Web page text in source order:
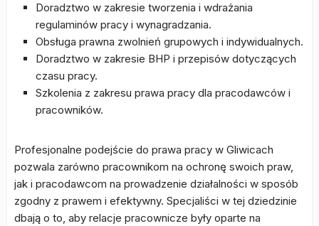
Doradztwo w zakresie tworzenia i wdrażania
regulaminów pracy i wynagradzania.
Obsługa prawna zwolnień grupowych i indywidualnych.
Doradztwo w zakresie BHP i przepisów dotyczących
czasu pracy.
Szkolenia z zakresu prawa pracy dla pracodawców i
pracowników.
Profesjonalne podejście do prawa pracy w Gliwicach
pozwala zarówno pracownikom na ochronę swoich praw,
jak i pracodawcom na prowadzenie działalności w sposób
zgodny z prawem i efektywny. Specjaliści w tej dziedzinie
dbają o to, aby relacje pracownicze były oparte na